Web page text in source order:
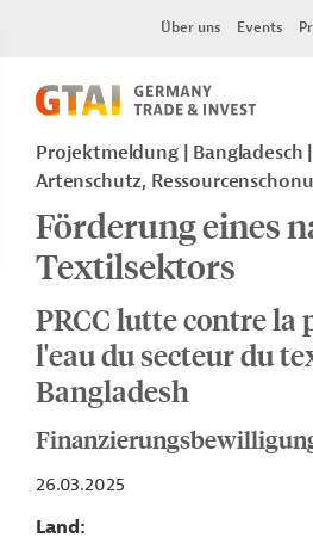
Über uns Events
Projektmeldung Bangladesch
Artenschutz,
Förderung eines
Textilsektors
PRCC lutte contre la
l'eau du secteur du
Bangladesh
26.03.2025
Land